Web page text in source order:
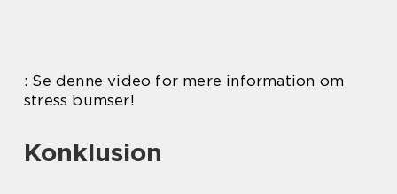
: Se denne video for mere information om
stress bumser!
Konklusion